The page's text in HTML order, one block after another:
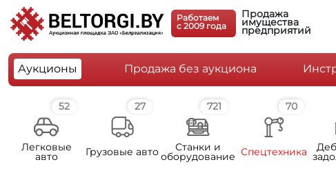
Работаем
c 2009 года
Продажа
имущества
предприятий
Аукционы Продажа без аукциона
52
Легковые
авто
27
Грузовые авто
721
Станки и
оборудование
70
Спецтехника